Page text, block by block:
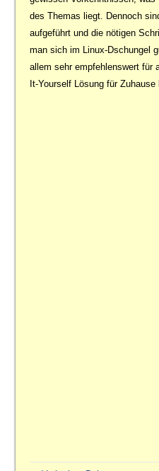
des Themas liegt. Dennoch
aufgeführt und die nötigen
man sich im Linux-Dschungel
allem sehr empfehlenswert für
It-Yourself Lösung für Zuhause